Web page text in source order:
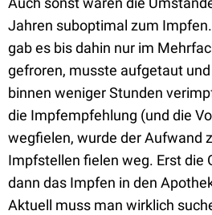
Jahren suboptimal zum
gab es bis dahin nur im
gefroren, musste aufgetaut
binnen weniger Stunden
die Impfempfehlung (und die
wegfielen, wurde der Aufwand
Impfstellen fielen weg. Erst die
dann das Impfen in den
Aktuell muss man wirklich